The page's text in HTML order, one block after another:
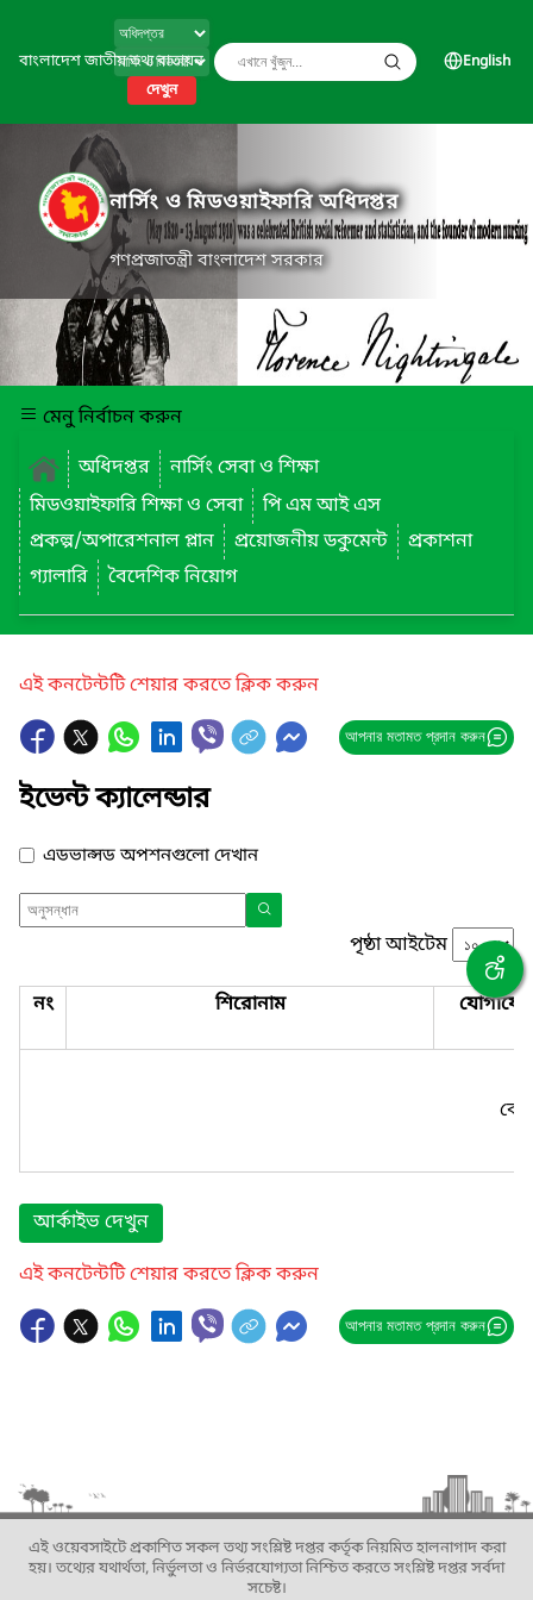
বাংলাদেশ জাতীয় তথ্য বাতায়ন
দেখুন
English
নার্সিং ও মিডওয়াইফারি অধিদপ্তর
গণপ্রজাতন্ত্রী বাংলাদেশ সরকার
মেনু নির্বাচন করুন
অধিদপ্তর
নার্সিং সেবা ও শিক্ষা
মিডওয়াইফারি শিক্ষা ও সেবা
পি এম আই এস
প্রকল্প/অপারেশনাল প্লান
প্রয়োজনীয় ডকুমেন্ট
প্রকাশনা
গ্যালারি
বৈদেশিক নিয়োগ
এই কনটেন্টটি শেয়ার করতে ক্লিক করুন
আপনার মতামত প্রদান করুন
ইভেন্ট ক্যালেন্ডার
এডভান্সড অপশনগুলো দেখান
পৃষ্ঠা আইটেম
নং শিরোনাম
আর্কাইভ দেখুন
এই কনটেন্টটি শেয়ার করতে ক্লিক করুন
আপনার মতামত প্রদান করুন
এই ওয়েবসাইটে প্রকাশিত সকল তথ্য সংশ্লিষ্ট দপ্তর কর্তৃক নিয়মিত হালনাগাদ করা
হয়। তথ্যের যথার্থতা, নির্ভুলতা ও নির্ভরযোগ্যতা নিশ্চিত করতে সংশ্লিষ্ট দপ্তর সর্বদা
সচেষ্ট।